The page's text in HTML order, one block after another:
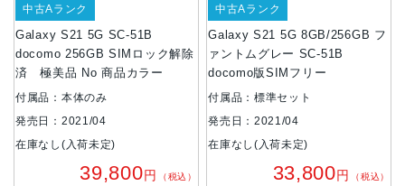
Galaxy S21 5G SC-51B
docomo 256GB SIMロック解除
済 極美品 No 商品カラー
中古Aランク
付属品：本体のみ
発売日：2021/04
在庫なし(入荷未定)
39,800円 （税込）
Galaxy S21 5G 8GB/256GB フ
ァントムグレー SC-51B
docomo版SIMフリー
中古Aランク
付属品：標準セット
発売日：2021/04
在庫なし(入荷未定)
33,800円 （税込）